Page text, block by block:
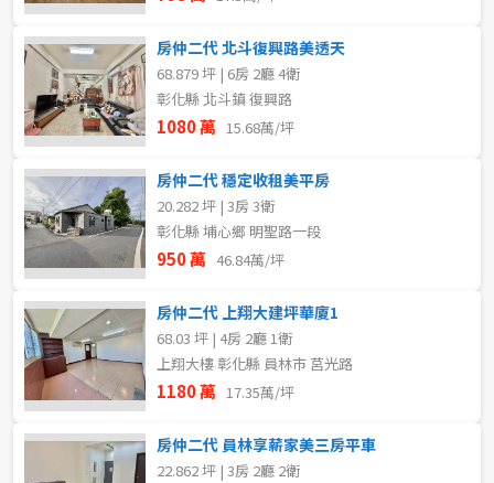
樓層
不拘
2樓 4樓
5~10樓 11~20樓
格局
不拘
3房 4房
60~70 坪 70~80 坪
80坪以上
樓層
不拘
1樓
3樓 4樓
5~10樓 11~20樓
房仲二代 北斗復興路美透天
68.879 坪 | 6房 2廳 4衛
彰化縣 北斗鎮 復興路
1080 萬 15.68萬/坪
房仲二代 穩定收租美平房
20.282 坪 | 3房 3衛
彰化縣 埔心鄉 明聖路一段
950 萬 46.84萬/坪
房仲二代 上翔大建坪華廈1
68.03 坪 | 4房 2廳 1衛
上翔大樓 彰化縣 員林市 莒光路
1180 萬 17.35萬/坪
房仲二代 員林享薪家美三房平車
22.862 坪 | 3房 2廳 2衛